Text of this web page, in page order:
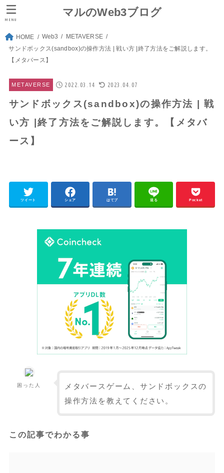
マルのWeb3ブログ
MENU
HOME Web3
METAVERSE
サンドボックス(sandbox)の操作方法 | 戦い方 |終了方法をご解説します。
【メタバース】
METAVERSE 2022.03.14 2023.04.07
サンドボックス(sandbox)の操作方法 | 戦
い方 |終了方法をご解説します。【メタバ
ース】
ツイート シェア はてブ 送る Pocket
困った人
メタバースゲーム、サンドボックスの
操作方法を教えてください。
この記事でわかる事